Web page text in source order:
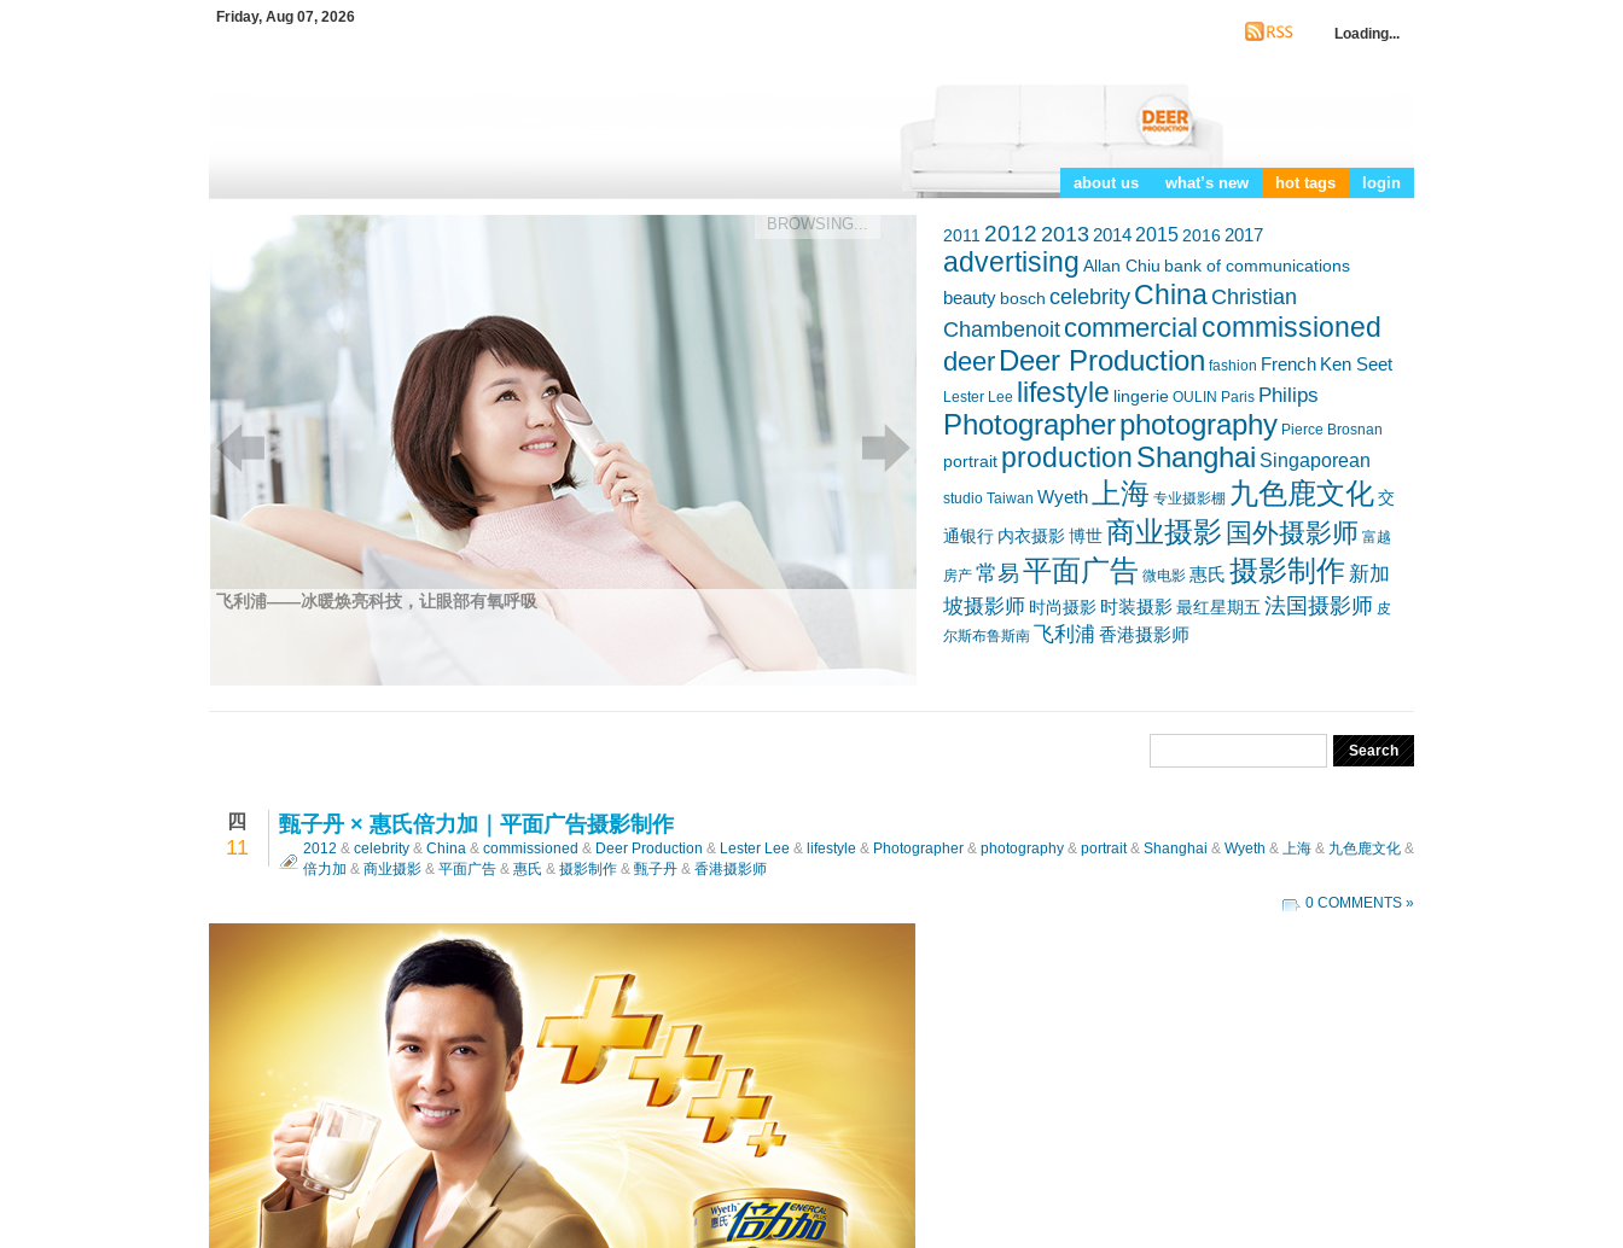
Friday, Aug 07, 2026
Loading...
about us what’s new hot tags login
飞利浦——冰暖焕亮科技，让眼部有氧呼吸
BROWSING...
2011 2012 2013 2014 2015 2016 2017
advertising Allan Chiu bank of communications
beauty bosch celebrityChinaChristian
Chambenoitcommercial commissioned
deer Deer Production fashion French Ken Seet
Lester Lee lifestyle lingerie OULIN Paris Philips
Photographerphotography Pierce Brosnan
portrait production Shanghai Singaporean
studio Taiwan Wyeth 上海 专业摄影棚 九色鹿文化 交
通银行 内衣摄影 博世 商业摄影 国外摄影师 富越
房产 常易 平面广告 微电影 惠氏 摄影制作 新加
坡摄影师 时尚摄影 时装摄影 最红星期五 法国摄影师 皮
尔斯布鲁斯南 飞利浦 香港摄影师
四
11
甄子丹 × 惠氏倍力加｜平面广告摄影制作
2012 & celebrity & China & commissioned & Deer Production & Lester Lee & lifestyle & Photographer & photography & portrait& Shanghai & Wyeth & 上海 & 九色鹿文化 &
倍力加 & 商业摄影 & 平面广告 & 惠氏 & 摄影制作 & 甄子丹 & 香港摄影师
0 COMMENTS »